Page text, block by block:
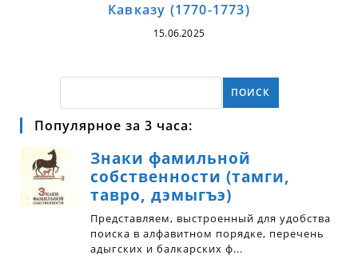
Кавказу (1770-1773)
15.06.2025
ПОИСК
Популярное за 3 часа: